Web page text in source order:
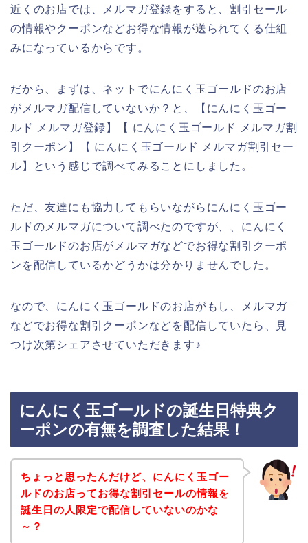
近くのお店では、メルマガ登録をすると、割引セール
の情報やクーポンなどお得な情報が送られてくる仕組
みになっているからです。
だから、まずは、ネットでにんにく玉ゴールドのお店
がメルマガ配信していないか？と、【にんにく玉ゴー
ルド メルマガ登録】【 にんにく玉ゴールド メルマガ割
引クーポン】【 にんにく玉ゴールド メルマガ割引セー
ル】という感じで調べてみることにしました。
ただ、友達にも協力してもらいながらにんにく玉ゴー
ルドのメルマガについて調べたのですが、、にんにく
玉ゴールドのお店がメルマガなどでお得な割引クーポ
ンを配信しているかどうかは分かりませんでした。
なので、にんにく玉ゴールドのお店がもし、メルマガ
などでお得な割引クーポンなどを配信していたら、見
つけ次第シェアさせていただきます♪
にんにく玉ゴールドの誕生日特典ク
ーポンの有無を調査した結果！
ちょっと思ったんだけど、にんにく玉ゴー
ルドのお店ってお得な割引セールの情報を
誕生日の人限定で配信していないのかな
～？